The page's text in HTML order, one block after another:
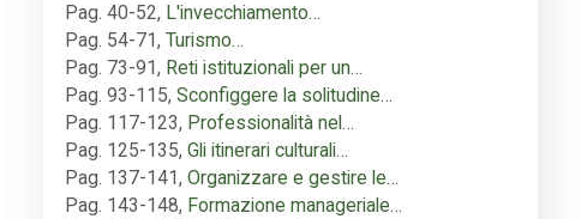
Pag. 40-52, L'invecchiamento…
Pag. 54-71, Turismo…
Pag. 73-91, Reti istituzionali per un…
Pag. 93-115, Sconfiggere la solitudine…
Pag. 117-123, Professionalità nel…
Pag. 125-135, Gli itinerari culturali…
Pag. 137-141, Organizzare e gestire le…
Pag. 143-148, Formazione manageriale…